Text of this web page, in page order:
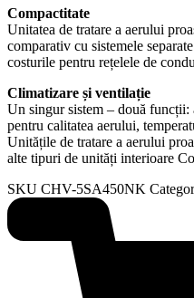
Compactitate
Unitatea de tratare a aerului
comparativ cu sistemele
costurile pentru rețelele de
Climatizare și ventilație
Un singur sistem – două funcții:
pentru calitatea aerului,
Unitățile de tratare a aerului
alte tipuri de unități interioare
SKU CHV-5SA450NK